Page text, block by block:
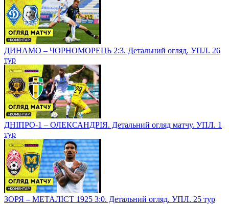
ДИНАМО – ЧОРНОМОРЕЦЬ 2:3. Детальний огляд. УПЛ. 26
тур
ДНІПРО-1 – ОЛЕКСАНДРІЯ. Детальний огляд матчу. УПЛ. 1
тур
ЗОРЯ – МЕТАЛІСТ 1925 3:0. Детальний огляд. УПЛ. 25 тур